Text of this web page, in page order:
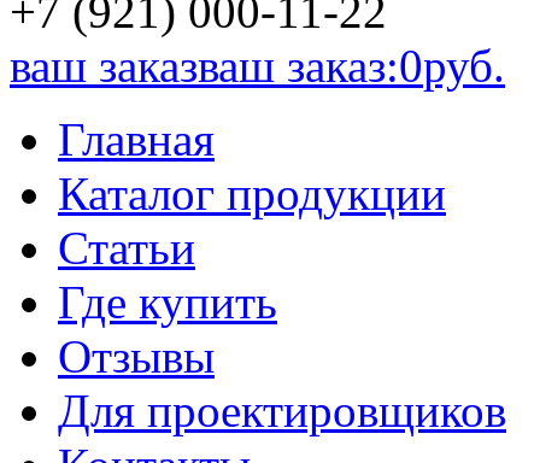
+7 (921) 000-11-22
ваш заказваш заказ:0руб.
Главная
Каталог продукции
Статьи
Где купить
Отзывы
Для проектировщиков